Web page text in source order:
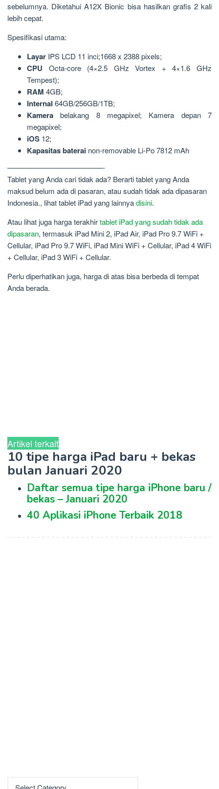
sebelumnya. Diketahui A12X Bionic bisa hasilkan grafis 2 kali
lebih cepat.
Spesifikasi utama:
Layar IPS LCD 11 inci;1668 x 2388 pixels;
CPU Octa-core (4×2.5 GHz Vortex + 4×1.6 GHz
Tempest);
RAM 4GB;
Internal 64GB/256GB/1TB;
Kamera belakang 8 megapixel; Kamera depan 7
megapixel;
iOS 12;
Kapasitas baterai non-removable Li-Po 7812 mAh
—————————————-
Tablet yang Anda cari tidak ada? Berarti tablet yang Anda
maksud belum ada di pasaran, atau sudah tidak ada dipasaran
Indonesia., lihat tablet iPad yang lainnyadisini.
Atau lihat juga harga terakhirtablet iPad yang sudah tidak ada
dipasaran, termasuk iPad Mini 2, iPad Air, iPad Pro 9.7 WiFi +
Cellular, iPad Pro 9.7 WiFi, iPad Mini WiFi + Cellular, iPad 4 WiFi
+ Cellular, iPad 3 WiFi + Cellular.
Perlu diperhatikan juga, harga di atas bisa berbeda di tempat
Anda berada.
Artikel terkait
10 tipe harga iPad baru + bekas
bulan Januari 2020
Daftar semua tipe harga iPhone baru /
bekas – Januari 2020
40 Aplikasi iPhone Terbaik 2018